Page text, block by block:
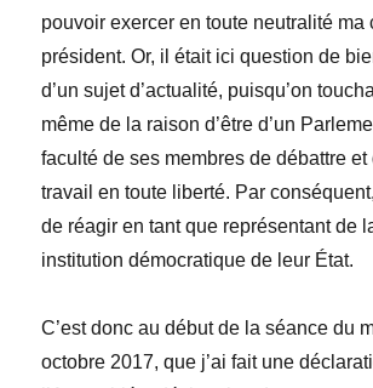
pouvoir exercer en toute neutralité ma
président. Or, il était ici question de
d’un sujet d’actualité, puisqu’on
même de la raison d’être d’un
faculté de ses membres de débattre et
travail en toute liberté. Par
de réagir en tant que représentant de
institution démocratique de leur État.
C’est donc au début de la séance du
octobre 2017, que j’ai fait une